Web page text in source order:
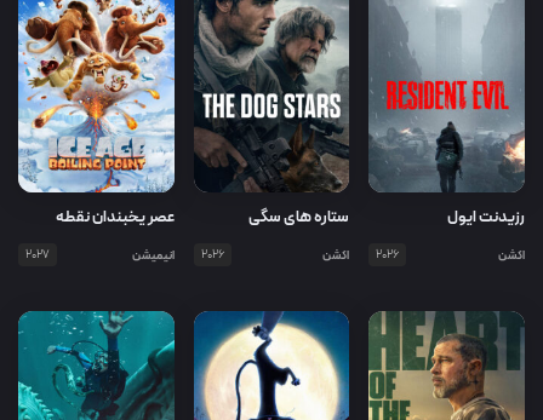
رزیدنت ایول
اکشن 2026
ستاره های سگی
اکشن 2026
عصر یخبندان نقطه
جوش
انیمیشن 2027